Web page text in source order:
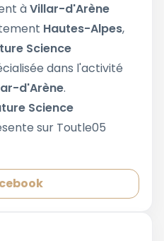
àVillar-d'Arène
Hautes-Alpes,
Science
dans l'activité
d'Arène.
Science
sur Toutle05